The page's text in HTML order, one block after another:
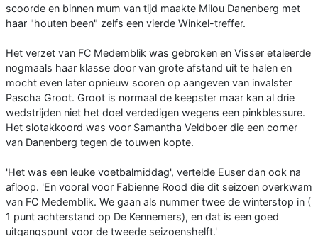
scoorde en binnen mum van tijd maakte Milou Danenberg met
haar "houten been" zelfs een vierde Winkel-treffer.
Het verzet van FC Medemblik was gebroken en Visser etaleerde
nogmaals haar klasse door van grote afstand uit te halen en
mocht even later opnieuw scoren op aangeven van invalster
Pascha Groot. Groot is normaal de keepster maar kan al drie
wedstrijden niet het doel verdedigen wegens een pinkblessure.
Het slotakkoord was voor Samantha Veldboer die een corner
van Danenberg tegen de touwen kopte.
'Het was een leuke voetbalmiddag', vertelde Euser dan ook na
afloop. 'En vooral voor Fabienne Rood die dit seizoen overkwam
van FC Medemblik. We gaan als nummer twee de winterstop in (
1 punt achterstand op De Kennemers), en dat is een goed
uitgangspunt voor de tweede seizoenshelft.'